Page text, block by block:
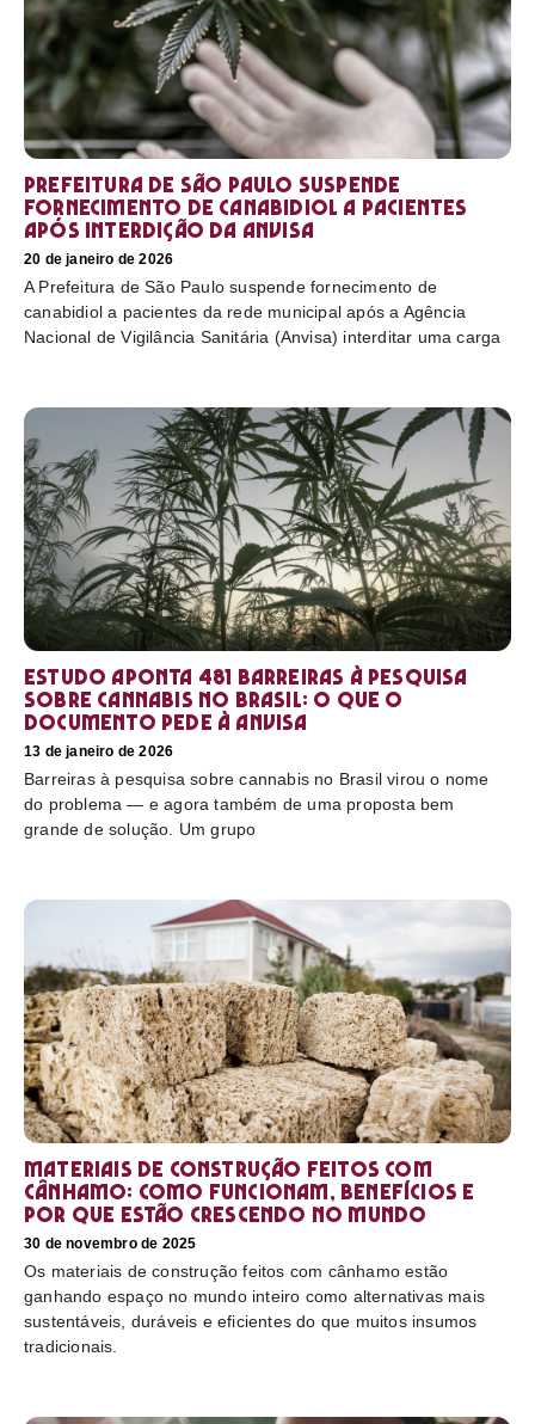
Prefeitura de São Paulo suspende
fornecimento de canabidiol a pacientes
após interdição da Anvisa
20 de janeiro de 2026
A Prefeitura de São Paulo suspende fornecimento de
canabidiol a pacientes da rede municipal após a Agência
Nacional de Vigilância Sanitária (Anvisa) interditar uma carga
Estudo aponta 481 barreiras à pesquisa
sobre cannabis no Brasil: o que o
documento pede à Anvisa
13 de janeiro de 2026
Barreiras à pesquisa sobre cannabis no Brasil virou o nome
do problema — e agora também de uma proposta bem
grande de solução. Um grupo
Materiais de construção feitos com
cânhamo: como funcionam, benefícios e
por que estão crescendo no mundo
30 de novembro de 2025
Os materiais de construção feitos com cânhamo estão
ganhando espaço no mundo inteiro como alternativas mais
sustentáveis, duráveis e eficientes do que muitos insumos
tradicionais.